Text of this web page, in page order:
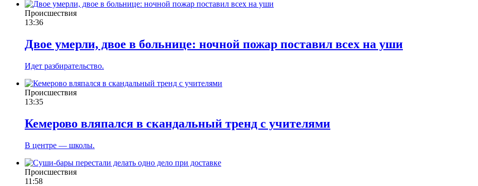
Происшествия
13:36
Двое умерли, двое в больнице: ночной пожар поставил всех на уши
Идет разбирательство.
Происшествия
13:35
Кемерово вляпался в скандальный тренд с учителями
В центре — школы.
Происшествия
11:58